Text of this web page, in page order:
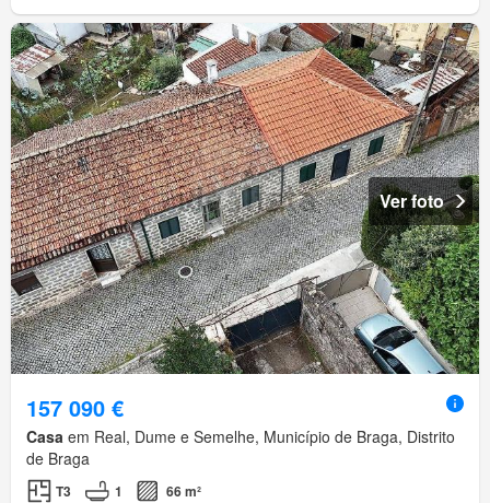
Ver foto
157 090 €
Casa em Real, Dume e Semelhe, Município de Braga, Distrito
de Braga
T3 1
66 m²